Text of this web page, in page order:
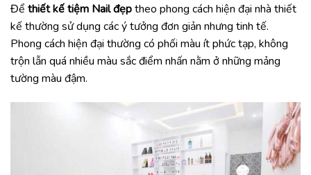
Để thiết kế tiệm Nail đẹptheo phong cách hiện đại nhà thiết
kế thường sử dụng các ý tưởng đơn giản nhưng tinh tế.
Phong cách hiện đại thường có phối màu ít phức tạp, không
trộn lẫn quá nhiều màu sắc điểm nhấn nằm ở những mảng
tường màu đậm.